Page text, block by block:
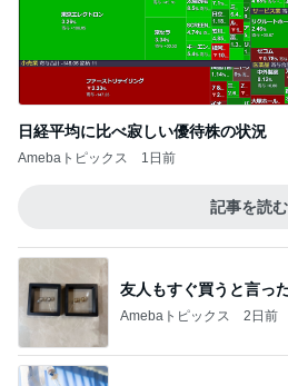
日経平均に比べ寂しい優待株の状況
Amebaトピックス 1日前
記事を読む
友人もすぐ買うと言っ
Amebaトピックス 2日前